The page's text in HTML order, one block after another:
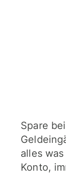
Spare
alles
Konto,